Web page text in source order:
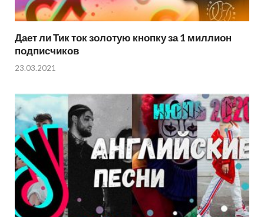
Дает ли Тик ток золотую кнопку за 1 миллион
подписчиков
23.03.2021